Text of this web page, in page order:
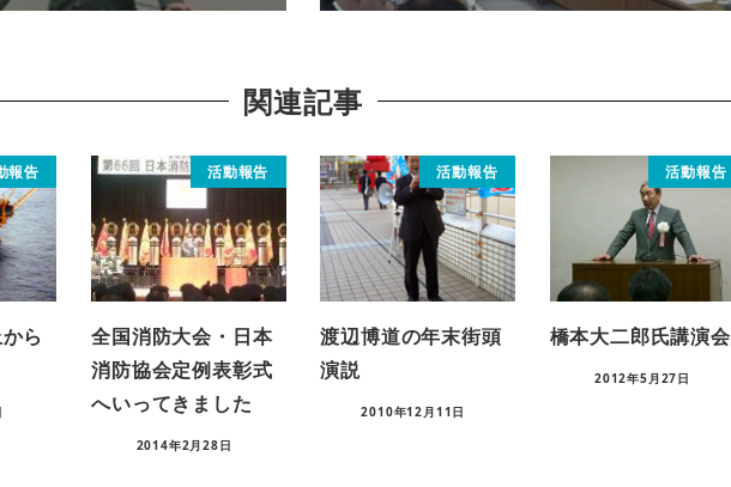
関連記事
報告
ら
活動報告
全国消防大会・日本
消防協会定例表彰式
へいってきました
2014年2月28日
活動報告
渡辺博道の年末街頭
演説
2010年12月11日
活動報告
橋本大二郎氏講演会
2012年5月27日